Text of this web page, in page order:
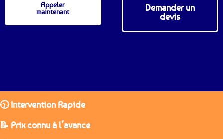
Appeler
maintenant
Demander un
devis
🕥 Intervention Rapide
📝 Prix connu à l’avance